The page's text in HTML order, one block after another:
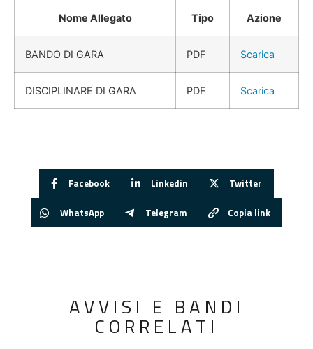
Nome Allegato Tipo Azione
BANDO DI GARA PDF Scarica
DISCIPLINARE DI GARA PDF Scarica
Facebook Linkedin Twitter
WhatsApp Telegram Copia link
AVVISI E BANDI
CORRELATI